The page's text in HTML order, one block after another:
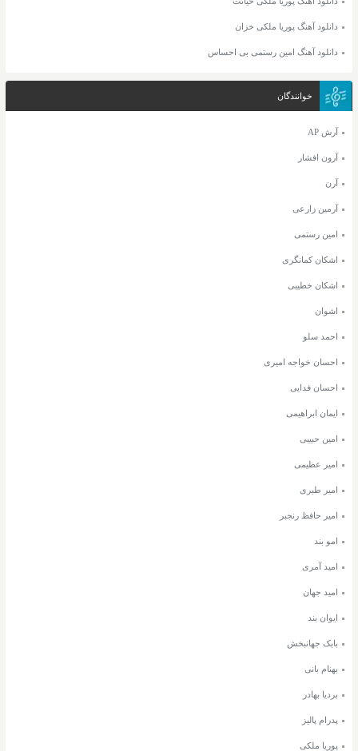
دانلود آهنگ پوریا ملکی خزان
دانلود آهنگ امین رستمی بی احساس
خوانندگان
آرش AP
آرون افشار
آرن
آرمین زارعی
امین رستمی
اشکان کمانگری
اشکان خطیبی
اشوان
احمد سلو
احسان خواجه امیری
احسان فدایی
ایمان ابراهیمی
امین حبیبی
امیر عظیمی
امیر طبری
امیر حافظ رنجبر
امو بند
امید آمری
امید جهان
ایوان بند
بابک جهانبخش
بهنام بانی
بردیا بهادر
پدرام پالیز
پوریا ملکی